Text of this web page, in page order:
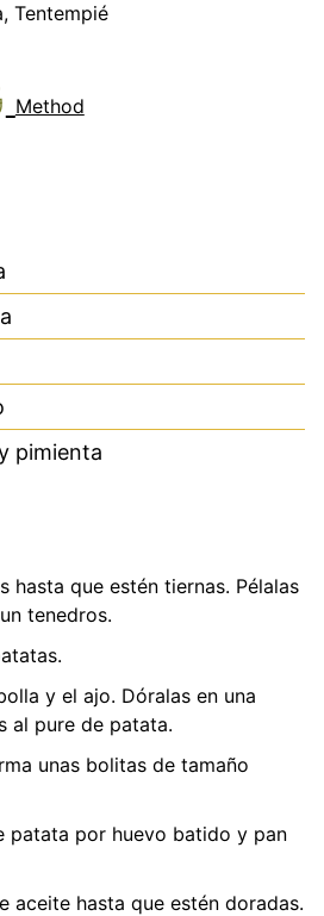
Tentempié
Method
pimienta
hasta que estén tiernas. Pélalas
tenedros.
y el ajo. Dóralas en una
al pure de patata.
unas bolitas de tamaño
patata por huevo batido y pan
aceite hasta que estén doradas.